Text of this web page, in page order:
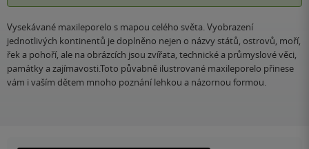
Vysekávané maxileporelo s mapou celého světa. Vyobrazení
jednotlivých kontinentů je doplněno nejen o názvy států, ostrovů, moří,
řek a pohoří, ale na obrázcích jsou zvířata, technické a průmyslové věci,
památky a zajímavosti.Toto půvabně ilustrované maxileporelo přinese
vám i vaším dětem mnoho poznání lehkou a názornou formou.